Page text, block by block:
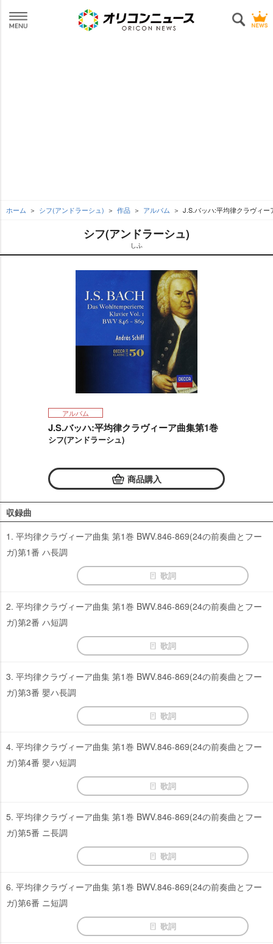
ホーム シフ(アンドラーシュ) 作品 アルバム J.S.バッハ:平均律クラヴィー
シフ(アンドラーシュ)
しふ
アルバム
J.S.バッハ:平均律クラヴィーア曲集第1巻
シフ(アンドラーシュ)
商品購入
収録曲
1. 平均律クラヴィーア曲集 第1巻 BWV.846-869(24の前奏曲とフー
ガ)第1番 ハ長調
歌詞
2. 平均律クラヴィーア曲集 第1巻 BWV.846-869(24の前奏曲とフー
ガ)第2番 ハ短調
歌詞
3. 平均律クラヴィーア曲集 第1巻 BWV.846-869(24の前奏曲とフー
ガ)第3番 嬰ハ長調
歌詞
4. 平均律クラヴィーア曲集 第1巻 BWV.846-869(24の前奏曲とフー
ガ)第4番 嬰ハ短調
歌詞
5. 平均律クラヴィーア曲集 第1巻 BWV.846-869(24の前奏曲とフー
ガ)第5番 ニ長調
歌詞
6. 平均律クラヴィーア曲集 第1巻 BWV.846-869(24の前奏曲とフー
ガ)第6番 ニ短調
歌詞